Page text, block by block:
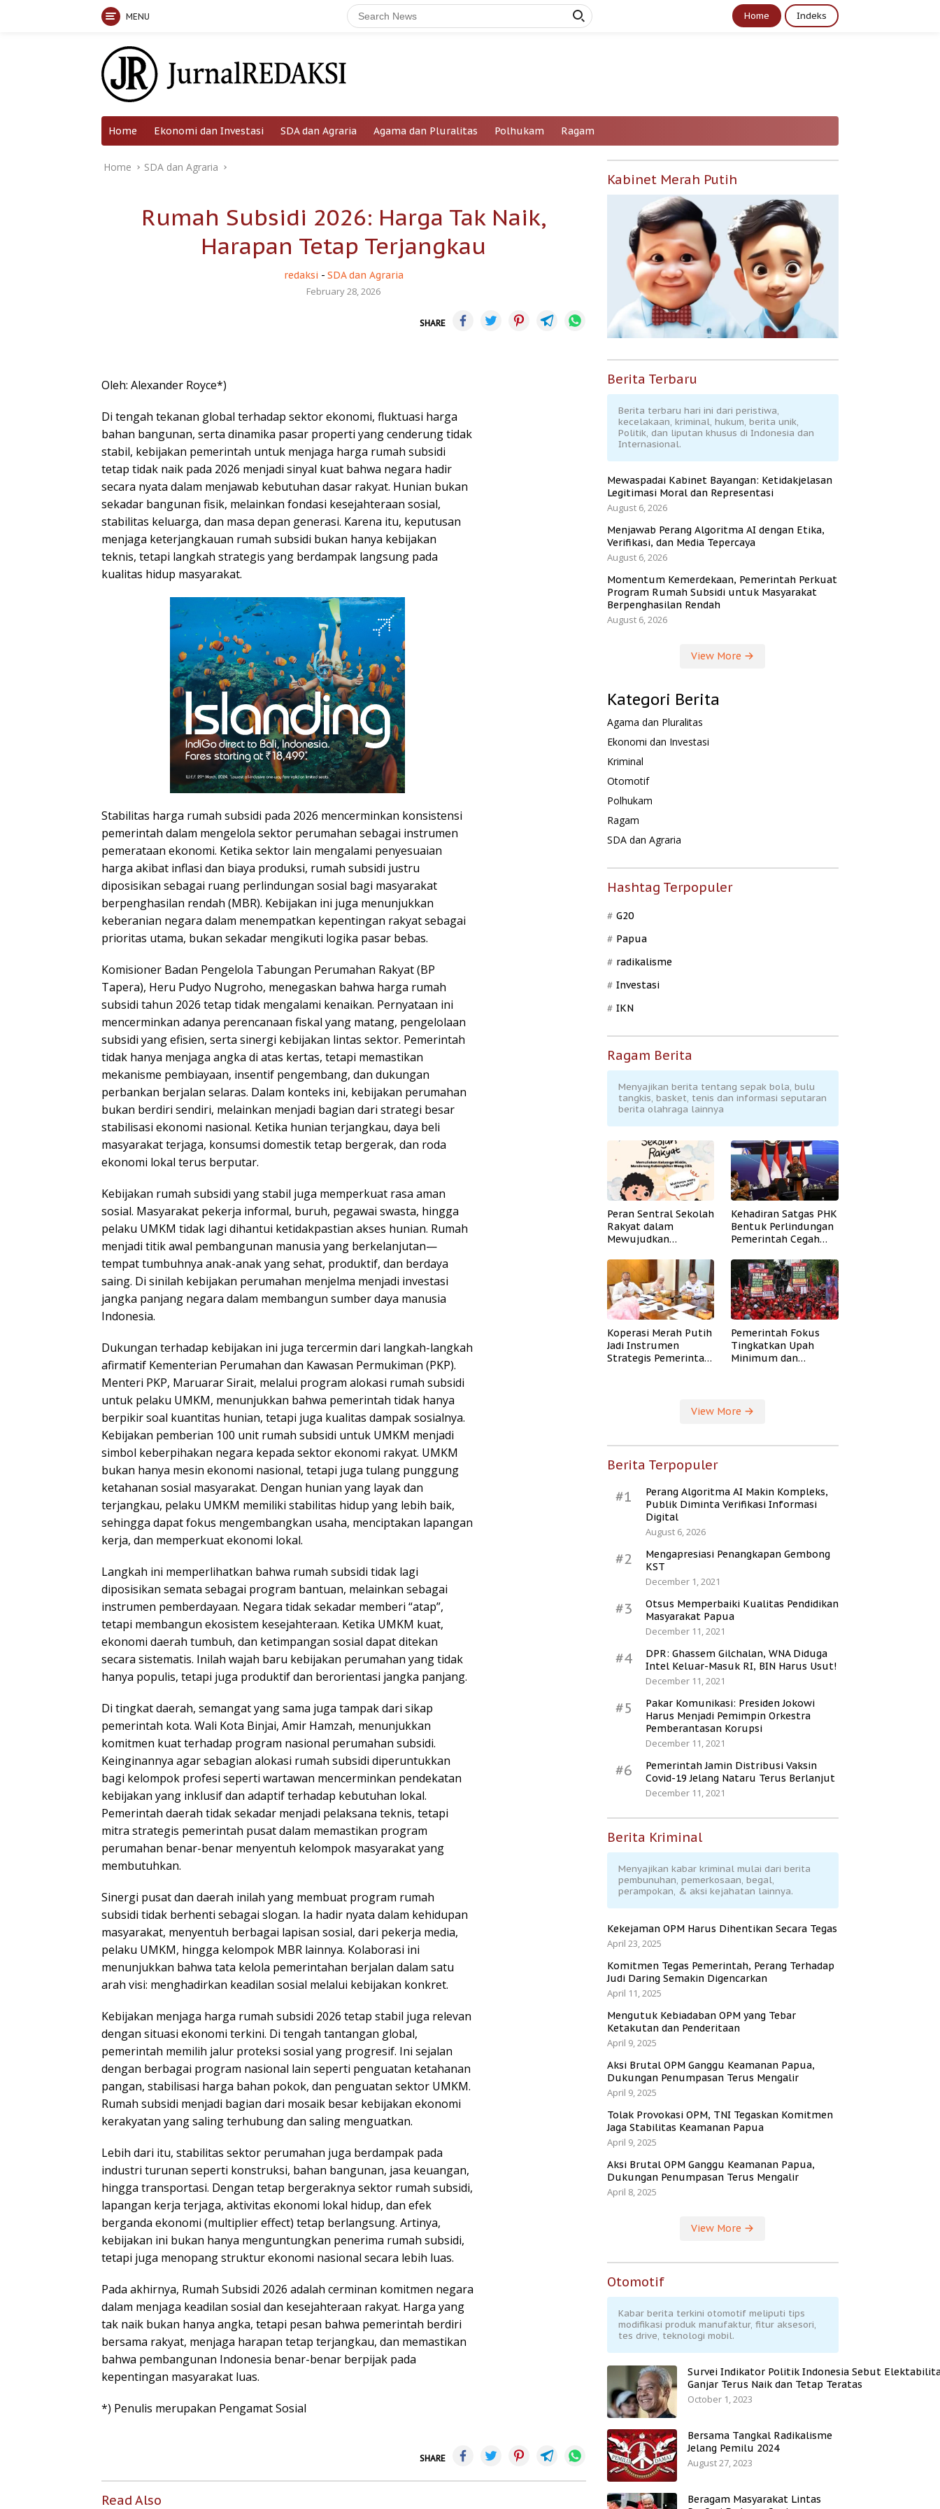
MENU Home Indeks
Home Ekonomi dan Investasi SDA dan Agraria Agama dan Pluralitas Polhukam Ragam
Home SDA dan Agraria
Rumah Subsidi 2026: Harga Tak Naik,
Harapan Tetap Terjangkau
redaksi - SDA dan Agraria
February 28, 2026
SHARE
Oleh: Alexander Royce*)
Di tengah tekanan global terhadap sektor ekonomi, fluktuasi harga
bahan bangunan, serta dinamika pasar properti yang cenderung tidak
stabil, kebijakan pemerintah untuk menjaga harga rumah subsidi
tetap tidak naik pada 2026 menjadi sinyal kuat bahwa negara hadir
secara nyata dalam menjawab kebutuhan dasar rakyat. Hunian bukan
sekadar bangunan fisik, melainkan fondasi kesejahteraan sosial,
stabilitas keluarga, dan masa depan generasi. Karena itu, keputusan
menjaga keterjangkauan rumah subsidi bukan hanya kebijakan
teknis, tetapi langkah strategis yang berdampak langsung pada
kualitas hidup masyarakat.
Stabilitas harga rumah subsidi pada 2026 mencerminkan konsistensi
pemerintah dalam mengelola sektor perumahan sebagai instrumen
pemerataan ekonomi. Ketika sektor lain mengalami penyesuaian
harga akibat inflasi dan biaya produksi, rumah subsidi justru
diposisikan sebagai ruang perlindungan sosial bagi masyarakat
berpenghasilan rendah (MBR). Kebijakan ini juga menunjukkan
keberanian negara dalam menempatkan kepentingan rakyat sebagai
prioritas utama, bukan sekadar mengikuti logika pasar bebas.
Komisioner Badan Pengelola Tabungan Perumahan Rakyat (BP
Tapera), Heru Pudyo Nugroho, menegaskan bahwa harga rumah
subsidi tahun 2026 tetap tidak mengalami kenaikan. Pernyataan ini
mencerminkan adanya perencanaan fiskal yang matang, pengelolaan
subsidi yang efisien, serta sinergi kebijakan lintas sektor. Pemerintah
tidak hanya menjaga angka di atas kertas, tetapi memastikan
mekanisme pembiayaan, insentif pengembang, dan dukungan
perbankan berjalan selaras. Dalam konteks ini, kebijakan perumahan
bukan berdiri sendiri, melainkan menjadi bagian dari strategi besar
stabilisasi ekonomi nasional. Ketika hunian terjangkau, daya beli
masyarakat terjaga, konsumsi domestik tetap bergerak, dan roda
ekonomi lokal terus berputar.
Kebijakan rumah subsidi yang stabil juga memperkuat rasa aman
sosial. Masyarakat pekerja informal, buruh, pegawai swasta, hingga
pelaku UMKM tidak lagi dihantui ketidakpastian akses hunian. Rumah
menjadi titik awal pembangunan manusia yang berkelanjutan—
tempat tumbuhnya anak-anak yang sehat, produktif, dan berdaya
saing. Di sinilah kebijakan perumahan menjelma menjadi investasi
jangka panjang negara dalam membangun sumber daya manusia
Indonesia.
Dukungan terhadap kebijakan ini juga tercermin dari langkah-langkah
afirmatif Kementerian Perumahan dan Kawasan Permukiman (PKP).
Menteri PKP, Maruarar Sirait, melalui program alokasi rumah subsidi
untuk pelaku UMKM, menunjukkan bahwa pemerintah tidak hanya
berpikir soal kuantitas hunian, tetapi juga kualitas dampak sosialnya.
Kebijakan pemberian 100 unit rumah subsidi untuk UMKM menjadi
simbol keberpihakan negara kepada sektor ekonomi rakyat. UMKM
bukan hanya mesin ekonomi nasional, tetapi juga tulang punggung
ketahanan sosial masyarakat. Dengan hunian yang layak dan
terjangkau, pelaku UMKM memiliki stabilitas hidup yang lebih baik,
sehingga dapat fokus mengembangkan usaha, menciptakan lapangan
kerja, dan memperkuat ekonomi lokal.
Langkah ini memperlihatkan bahwa rumah subsidi tidak lagi
diposisikan semata sebagai program bantuan, melainkan sebagai
instrumen pemberdayaan. Negara tidak sekadar memberi “atap”,
tetapi membangun ekosistem kesejahteraan. Ketika UMKM kuat,
ekonomi daerah tumbuh, dan ketimpangan sosial dapat ditekan
secara sistematis. Inilah wajah baru kebijakan perumahan yang tidak
hanya populis, tetapi juga produktif dan berorientasi jangka panjang.
Di tingkat daerah, semangat yang sama juga tampak dari sikap
pemerintah kota. Wali Kota Binjai, Amir Hamzah, menunjukkan
komitmen kuat terhadap program nasional perumahan subsidi.
Keinginannya agar sebagian alokasi rumah subsidi diperuntukkan
bagi kelompok profesi seperti wartawan mencerminkan pendekatan
kebijakan yang inklusif dan adaptif terhadap kebutuhan lokal.
Pemerintah daerah tidak sekadar menjadi pelaksana teknis, tetapi
mitra strategis pemerintah pusat dalam memastikan program
perumahan benar-benar menyentuh kelompok masyarakat yang
membutuhkan.
Sinergi pusat dan daerah inilah yang membuat program rumah
subsidi tidak berhenti sebagai slogan. Ia hadir nyata dalam kehidupan
masyarakat, menyentuh berbagai lapisan sosial, dari pekerja media,
pelaku UMKM, hingga kelompok MBR lainnya. Kolaborasi ini
menunjukkan bahwa tata kelola pemerintahan berjalan dalam satu
arah visi: menghadirkan keadilan sosial melalui kebijakan konkret.
Kebijakan menjaga harga rumah subsidi 2026 tetap stabil juga relevan
dengan situasi ekonomi terkini. Di tengah tantangan global,
pemerintah memilih jalur proteksi sosial yang progresif. Ini sejalan
dengan berbagai program nasional lain seperti penguatan ketahanan
pangan, stabilisasi harga bahan pokok, dan penguatan sektor UMKM.
Rumah subsidi menjadi bagian dari mosaik besar kebijakan ekonomi
kerakyatan yang saling terhubung dan saling menguatkan.
Lebih dari itu, stabilitas sektor perumahan juga berdampak pada
industri turunan seperti konstruksi, bahan bangunan, jasa keuangan,
hingga transportasi. Dengan tetap bergeraknya sektor rumah subsidi,
lapangan kerja terjaga, aktivitas ekonomi lokal hidup, dan efek
berganda ekonomi (multiplier effect) tetap berlangsung. Artinya,
kebijakan ini bukan hanya menguntungkan penerima rumah subsidi,
tetapi juga menopang struktur ekonomi nasional secara lebih luas.
Pada akhirnya, Rumah Subsidi 2026 adalah cerminan komitmen negara
dalam menjaga keadilan sosial dan kesejahteraan rakyat. Harga yang
tak naik bukan hanya angka, tetapi pesan bahwa pemerintah berdiri
bersama rakyat, menjaga harapan tetap terjangkau, dan memastikan
bahwa pembangunan Indonesia benar-benar berpijak pada
kepentingan masyarakat luas.
*) Penulis merupakan Pengamat Sosial
SHARE
Read Also
Kabinet Merah Putih
Berita Terbaru
Berita terbaru hari ini dari peristiwa,
kecelakaan, kriminal, hukum, berita unik,
Politik, dan liputan khusus di Indonesia dan
Internasional.
Mewaspadai Kabinet Bayangan: Ketidakjelasan
Legitimasi Moral dan Representasi
August 6, 2026
Menjawab Perang Algoritma AI dengan Etika,
Verifikasi, dan Media Tepercaya
August 6, 2026
Momentum Kemerdekaan, Pemerintah Perkuat
Program Rumah Subsidi untuk Masyarakat
Berpenghasilan Rendah
August 6, 2026
View More
Kategori Berita
Agama dan Pluralitas
Ekonomi dan Investasi
Kriminal
Otomotif
Polhukam
Ragam
SDA dan Agraria
Hashtag Terpopuler
G20
Papua
radikalisme
Investasi
IKN
Ragam Berita
Menyajikan berita tentang sepak bola, bulu
tangkis, basket, tenis dan informasi seputaran
berita olahraga lainnya
Peran Sentral Sekolah
Rakyat dalam
Mewujudkan
Kehadiran Satgas PHK
Bentuk Perlindungan
Pemerintah Cegah
Koperasi Merah Putih
Jadi Instrumen
Strategis Pemerintah
Pemerintah Fokus
Tingkatkan Upah
Minimum dan
View More
Berita Terpopuler
#1
Perang Algoritma AI Makin Kompleks,
Publik Diminta Verifikasi Informasi
Digital
August 6, 2026
#2
Mengapresiasi Penangkapan Gembong
KST
December 1, 2021
#3
Otsus Memperbaiki Kualitas Pendidikan
Masyarakat Papua
December 11, 2021
#4
DPR: Ghassem Gilchalan, WNA Diduga
Intel Keluar-Masuk RI, BIN Harus Usut!
December 11, 2021
#5
Pakar Komunikasi: Presiden Jokowi
Harus Menjadi Pemimpin Orkestra
Pemberantasan Korupsi
December 11, 2021
#6
Pemerintah Jamin Distribusi Vaksin
Covid-19 Jelang Nataru Terus Berlanjut
December 11, 2021
Berita Kriminal
Menyajikan kabar kriminal mulai dari berita
pembunuhan, pemerkosaan, begal,
perampokan, & aksi kejahatan lainnya.
Kekejaman OPM Harus Dihentikan Secara Tegas
April 23, 2025
Komitmen Tegas Pemerintah, Perang Terhadap
Judi Daring Semakin Digencarkan
April 11, 2025
Mengutuk Kebiadaban OPM yang Tebar
Ketakutan dan Penderitaan
April 9, 2025
Aksi Brutal OPM Ganggu Keamanan Papua,
Dukungan Penumpasan Terus Mengalir
April 9, 2025
Tolak Provokasi OPM, TNI Tegaskan Komitmen
Jaga Stabilitas Keamanan Papua
April 9, 2025
Aksi Brutal OPM Ganggu Keamanan Papua,
Dukungan Penumpasan Terus Mengalir
April 8, 2025
View More
Otomotif
Kabar berita terkini otomotif meliputi tips
modifikasi produk manufaktur, fitur aksesori,
tes drive, teknologi mobil.
Survei Indikator Politik Indonesia Sebut
Ganjar Terus Naik dan Tetap Teratas
October 1, 2023
Bersama Tangkal Radikalisme
Jelang Pemilu 2024
August 27, 2023
Beragam Masyarakat Lintas